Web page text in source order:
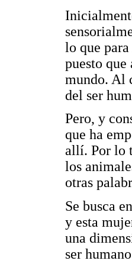
lo que
puesto que
mundo. Al
del ser
Pero, y
que ha
allí. Por lo
los
otras
Se busca
y esta
una
ser